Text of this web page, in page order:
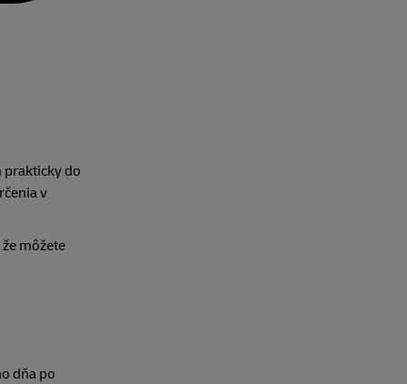
prakticky do
v
môžete
dňa po